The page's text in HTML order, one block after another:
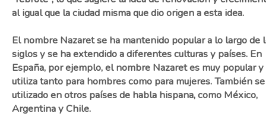
al igual que la ciudad misma que dio origen a esta idea.
El nombre Nazaret se ha mantenido popular a lo largo de
siglos y se ha extendido a diferentes culturas y países. En
España, por ejemplo, el nombre Nazaret es muy popular y
utiliza tanto para hombres como para mujeres. También
utilizado en otros países de habla hispana, como México,
Argentina y Chile.